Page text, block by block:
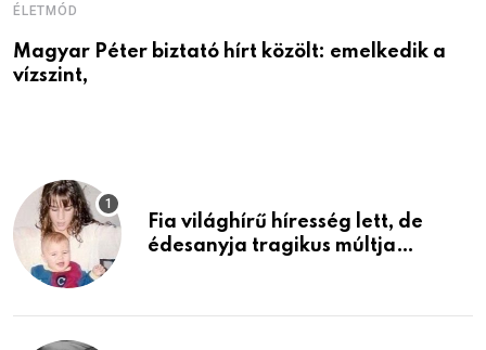
ÉLETMÓD
Magyar Péter biztató hírt közölt: emelkedik a
vízszint,
Fia világhírű híresség lett, de
édesanyja tragikus múltja